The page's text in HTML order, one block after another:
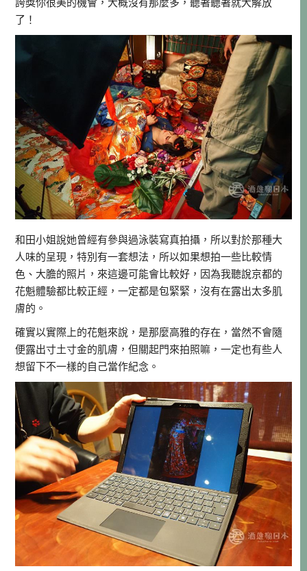
誇獎你很美的機會，大概沒有那麼多，聽著聽著就大解放
了！
和田小姐說她曾經有參與過泳裝寫真拍攝，所以對於那種大
人味的呈現，特別有一套想法，所以如果想拍一些比較情
色、大膽的照片，來這邊可能會比較好，因為我聽說京都的
花魁體驗都比較正經，一定都是包緊緊，沒有在露出太多肌
膚的。
確實以實際上的花魁來說，是那麼高雅的存在，當然不會隨
便露出寸土寸金的肌膚，但關起門來拍照嘛，一定也有些人
想留下不一樣的自己當作紀念。